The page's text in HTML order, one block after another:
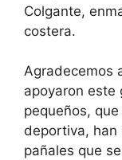
Colgante,
costera.
Agradecemos
apoyaron este
pequeños,
deportiva,
pañales que